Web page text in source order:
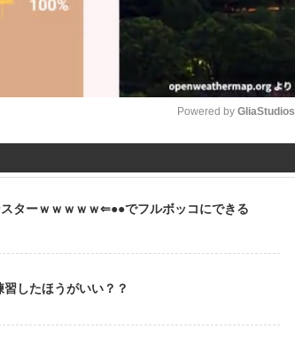
t
Powered by GliaStudios
ターｗｗｗｗｗ⇐●●でフルボッコにできる
したほうがいい？？